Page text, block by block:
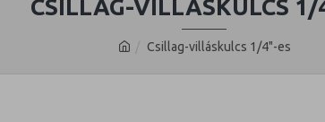
Csillag-villáskulcs 1/4"-es
CSILLAG-VILLÁSKULCS 1/